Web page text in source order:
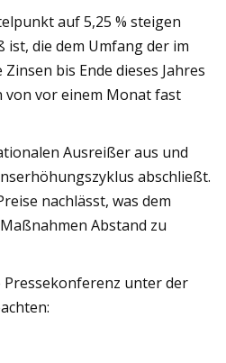
auf 5,25 % steigen
die dem Umfang der im
bis Ende dieses Jahres
von vor einem Monat fast
Ausreißer aus und
abschließt.
nachlässt, was dem
Abstand zu
Pressekonferenz unter der